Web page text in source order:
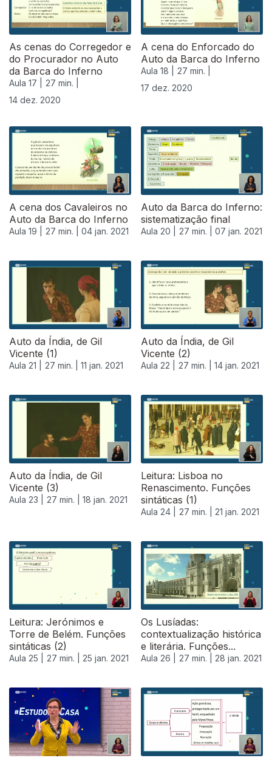
As cenas do Corregedor e
do Procurador no Auto
da Barca do Inferno
Aula 17 |
27 min. |
14 dez. 2020
A cena do Enforcado do
Auto da Barca do Inferno
Aula 18 |
27 min. |
17 dez. 2020
A cena dos Cavaleiros no
Auto da Barca do Inferno
Aula 19 | 27 min. | 04 jan. 2021
Auto da Barca do Inferno:
sistematização final
Aula 20 | 27 min. | 07 jan. 2021
Auto da Índia, de Gil
Vicente (1)
Aula 21 | 27 min. | 11 jan. 2021
Auto da Índia, de Gil
Vicente (2)
Aula 22 | 27 min. | 14 jan. 2021
Auto da Índia, de Gil
Vicente (3)
Aula 23 | 27 min. | 18 jan. 2021
Leitura: Lisboa no
Renascimento. Funções
sintáticas (1)
Aula 24 | 27 min. | 21 jan. 2021
519247
Leitura: Jerónimos e
Torre de Belém. Funções
sintáticas (2)
Aula 25 | 27 min. | 25 jan. 2021
Os Lusíadas:
contextualização histórica
e literária. Funções...
Aula 26 | 27 min. | 28 jan. 2021